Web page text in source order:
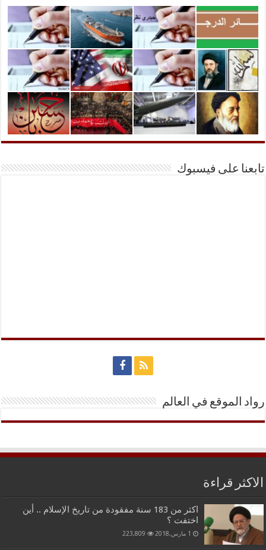
تابعنا على فيسبوك
رواد الموقع في العالم
الاكثر قراءة
اكثر من 183 سنة مفقودة من تاريخ الإسلام .. أين
اختفت ؟
1 مارس,2018 223,809